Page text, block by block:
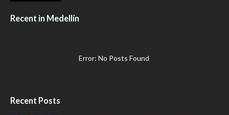
Recent in Medellín
Error: No Posts Found
Recent Posts